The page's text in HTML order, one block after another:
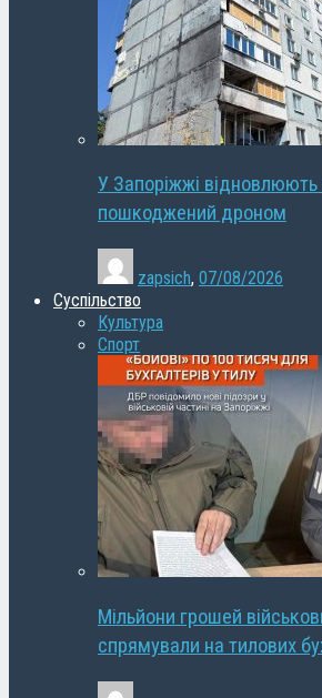
У Запоріжжі відновлюють
пошкоджений дроном
zapsich, 07/08/2026
Суспільство
Культура
Спорт
Мільйони грошей
спрямували на тилових